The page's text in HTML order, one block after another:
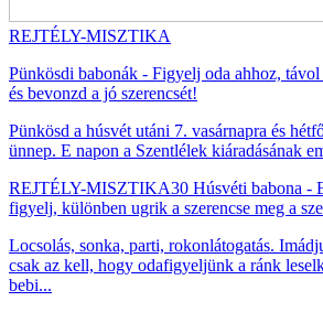
REJTÉLY-MISZTIKA
Pünkösdi babonák - Figyelj oda ahhoz, távol
és bevonzd a jó szerencsét!
Pünkösd a húsvét utáni 7. vasárnapra és
ünnep. E napon a Szentlélek kiáradásának
REJTÉLY-MISZTIKA30 Húsvéti babona -
figyelj, különben ugrik a szerencse meg a
Locsolás, sonka, parti, rokonlátogatás.
csak az kell, hogy odafigyeljünk a ránk
bebi...